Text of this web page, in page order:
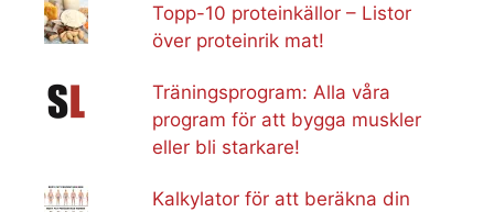
Topp-10 proteinkällor – Listor
över proteinrik mat!
Träningsprogram: Alla våra
program för att bygga muskler
eller bli starkare!
Kalkylator för att beräkna din